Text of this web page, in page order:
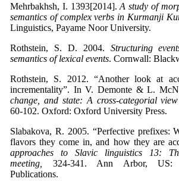
Mehrbakhsh, I. 1393[2014].A study of
semantics of complex verbs in Kurmanji
Linguistics, Payame Noor University.
Rothstein, S. D. 2004. Structuring
semantics of lexical events. Cornwall:
Rothstein, S. 2012. “Another look at
incrementality”. In V. Demonte & L.
change, and state: A cross-categorial
60-102. Oxford: Oxford University Press.
Slabakova, R. 2005. “Perfective prefixes:
flavors they come in, and how they are
approaches to Slavic linguistics 13:
meeting, 324-341. Ann Arbor, US:
Publications.